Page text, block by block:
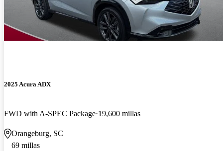
2025 Acura ADX
FWD with A-SPEC Package 19,600 millas
Orangeburg, SC
69 millas